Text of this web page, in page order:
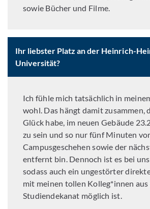
sowie Bücher und Filme.
Ihr liebster Platz an der Heinrich-
Universität?
Ich fühle mich tatsächlich in
wohl. Das hängt damit zusammen,
Glück habe, im neuen Gebäude
zu sein und so nur fünf Minuten
Campusgeschehen sowie der
entfernt bin. Dennoch ist es bei
sodass auch ein ungestörter
mit meinen tollen Kolleg*innen aus
Studiendekanat möglich ist.